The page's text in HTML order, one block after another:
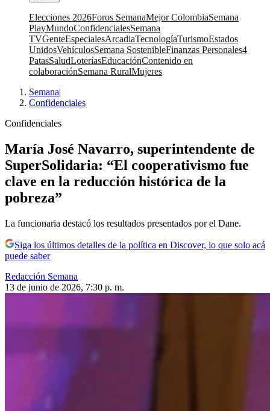
Elecciones 2026Foros SemanaMejor ColombiaSemana
PlayMundoConfidencialesSemana
TVGenteEspecialesArcadiaTecnologíaTurismoEstados
UnidosVehículosSemana SostenibleFinanzas Personales4
PatasSaludLoteríasEducaciónContenido en
colaboraciónSemana RuralMujeres
Semana|
Confidenciales
Confidenciales
María José Navarro, superintendente de
SuperSolidaria: “El cooperativismo fue
clave en la reducción histórica de la
pobreza”
La funcionaria destacó los resultados presentados por el Dane.
Siga los últimos detalles de la política en Discover, lo que solo acá
puede saber
Redacción Semana
13 de junio de 2026, 7:30 p. m.